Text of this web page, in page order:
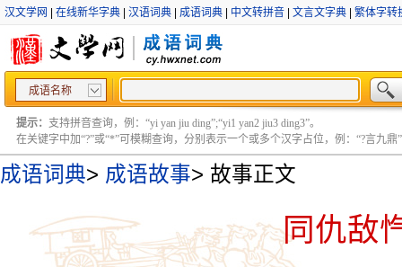
汉文学网 在线新华字典 汉语词典 成语词典 中文转拼音 文言文字典 繁体字转
成语名称
提示： 支持拼音查询，例：“yi yan jiu ding”;“yi1 yan2 jiu3 ding3”。
在关键字中加“?”或“*”可模糊查询，分别表示一个或多个汉字占位，例：“?言九鼎”
成语词典> 成语故事> 故事正文
同仇敌